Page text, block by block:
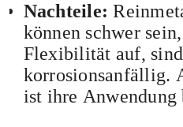
Nachteile:
können schwer
Flexibilität auf,
korrosionsanfällig.
ist ihre Anwendung